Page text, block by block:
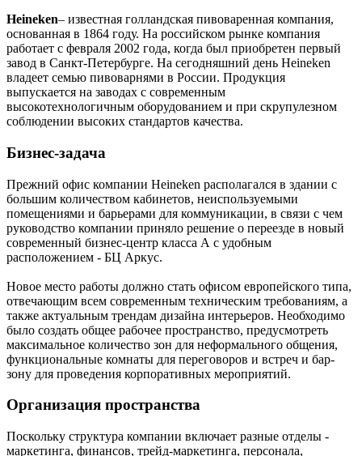
Heineken– известная голландская пивоваренная компания,
основанная в 1864 году. На российском рынке компания
работает с февраля 2002 года, когда был приобретен первый
завод в Санкт-Петербурге. На сегодняшний день Heineken
владеет семью пивоварнями в России. Продукция
выпускается на заводах с современным
высокотехнологичным оборудованием и при скрупулезном
соблюдении высоких стандартов качества.
Бизнес-задача
Прежний офис компании Heineken располагался в здании с
большим количеством кабинетов, неиспользуемыми
помещениями и барьерами для коммуникации, в связи с чем
руководство компании приняло решение о переезде в новый
современный бизнес-центр класса А с удобным
расположением - БЦ Аркус.
Новое место работы должно стать офисом европейского типа,
отвечающим всем современным техническим требованиям, а
также актуальным трендам дизайна интерьеров. Необходимо
было создать общее рабочее пространство, предусмотреть
максимальное количество зон для неформального общения,
функциональные комнаты для переговоров и встреч и бар-
зону для проведения корпоративных мероприятий.
Организация пространства
Поскольку структура компании включает разные отделы -
маркетинга, финансов, трейд-маркетинга, персонала,